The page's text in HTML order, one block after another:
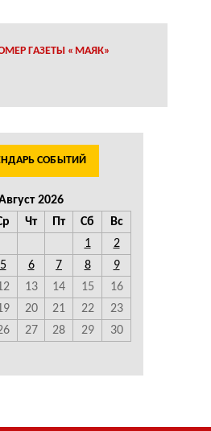
ГАЗЕТЫ «МАЯК»
СОБЫТИЙ
2026
Чт Пт Сб
Вс
1
2
5 6 7 8
9
13 14 15
16
20 21 22
23
27 28 29
30